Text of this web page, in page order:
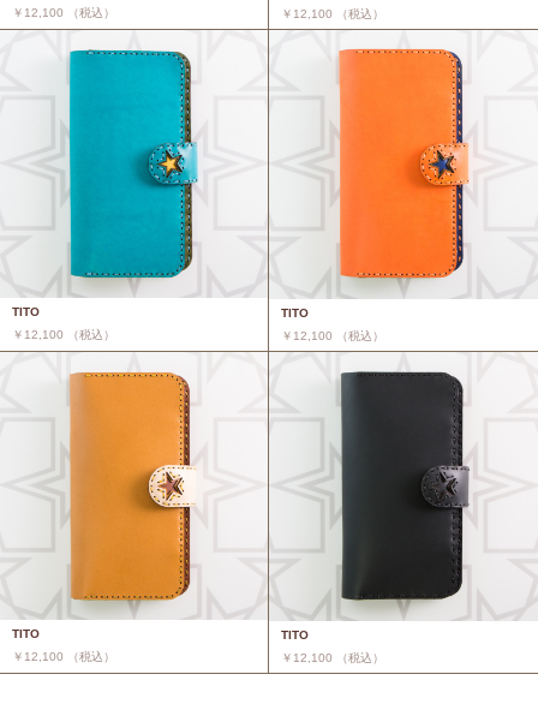
￥12,100 （税込）
￥12,100 （税込）
TITO
￥12,100 （税込）
TITO
￥12,100 （税込）
TITO
￥12,100 （税込）
TITO
￥12,100 （税込）